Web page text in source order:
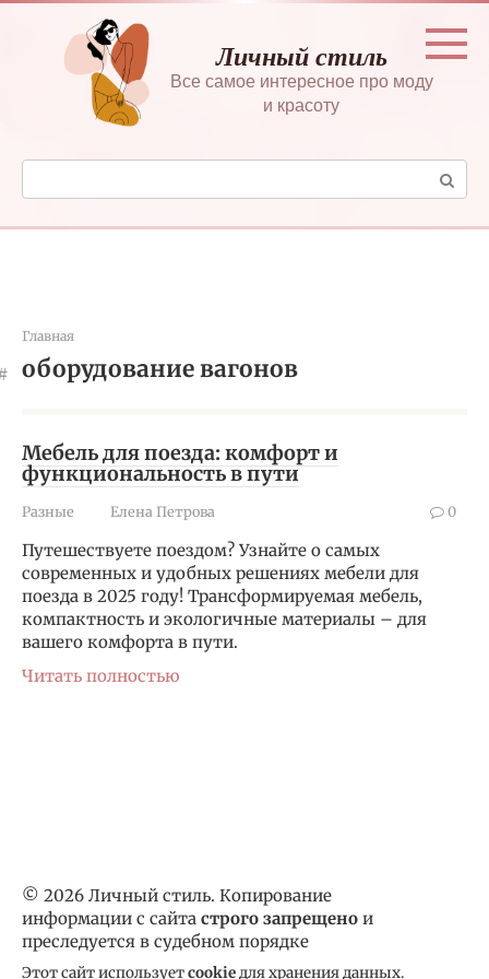
Перейти
контенту
Личный стиль
Все самое интересное про моду
и красоту
Поиск:
Главная
оборудование вагонов
Мебель для поезда: комфорт и
функциональность в пути
Разные Елена Петрова 0
Путешествуете поездом? Узнайте о самых
современных и удобных решениях мебели для
поезда в 2025 году! Трансформируемая мебель,
компактность и экологичные материалы – для
вашего комфорта в пути.
Читать полностью
© 2026 Личный стиль. Копирование
информации с сайта строго запрещено и
преследуется в судебном порядке
Этот сайт используетcookieдля хранения данных.